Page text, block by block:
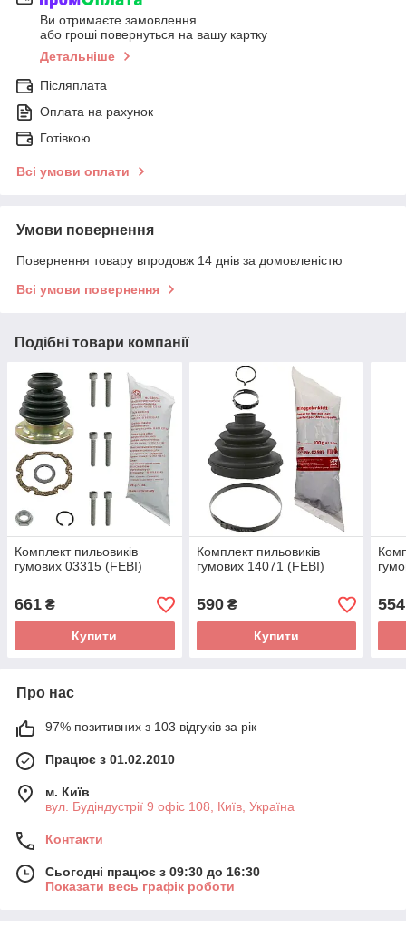
Ви отримаєте замовлення
або гроші повернуться на вашу картку
Детальніше
Післяплата
Оплата на рахунок
Готівкою
Всі умови оплати
Умови повернення
Повернення товару впродовж 14 днів за домовленістю
Всі умови повернення
Подібні товари компанії
Комплект пильовиків
гумових 03315 (FEBI)
661 ₴
Купити
Комплект пильовиків
гумових 14071 (FEBI)
590₴
Купити
554
Про нас
97% позитивних з 103 відгуків за рік
Працює з 01.02.2010
м. Київ
вул. Будіндустрії 9 офіс 108, Київ, Україна
Контакти
Сьогодні працює з 09:30 до 16:30
Показати весь графік роботи